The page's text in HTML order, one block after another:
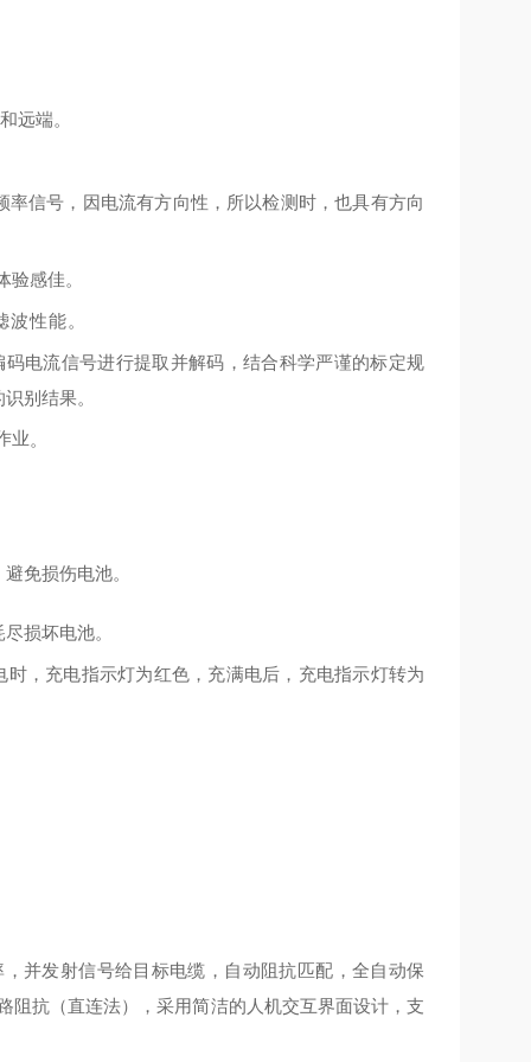
远端。
信号，因电流有⽅向性，所以检测时，也具有⽅向
感佳。
波性能。
电流信号进⾏提取并解码，结合科学严谨的标定规
别结果。
业。
免损伤电池。
损坏电池。
，充电指示灯为红⾊，充满电后，充电指示灯转为
并发射信号给⽬标电缆，⾃动阻抗匹配，全⾃动保
阻抗（直连法），采⽤简洁的⼈机交互界⾯设计，⽀